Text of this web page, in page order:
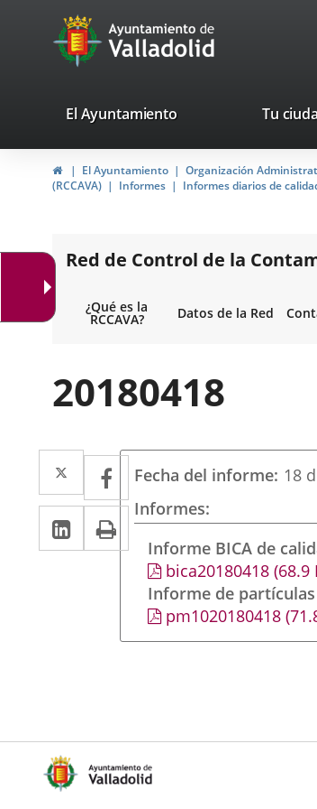
Portal
Web
Ayuntamiento
de
Valladolid
valladolid.es
El Ayuntamiento Tu
HomeEl Ayuntamiento Organización
(RCCAVA)
Informes Informes diarios de
Red de Control de la
¿Qué es la
RCCAVA? Datos de la Red
20180418
Twitter
Enlace
a
una
aplicación
externa.
Facebook
Enlace
a
una
aplicación
externa.
Linkedin
Enlace
a
aplicación
externa.
Print
Fecha del informe 18
Informes
Informe BICA de
bica20180418(68.9
Informe de
pm1020180418